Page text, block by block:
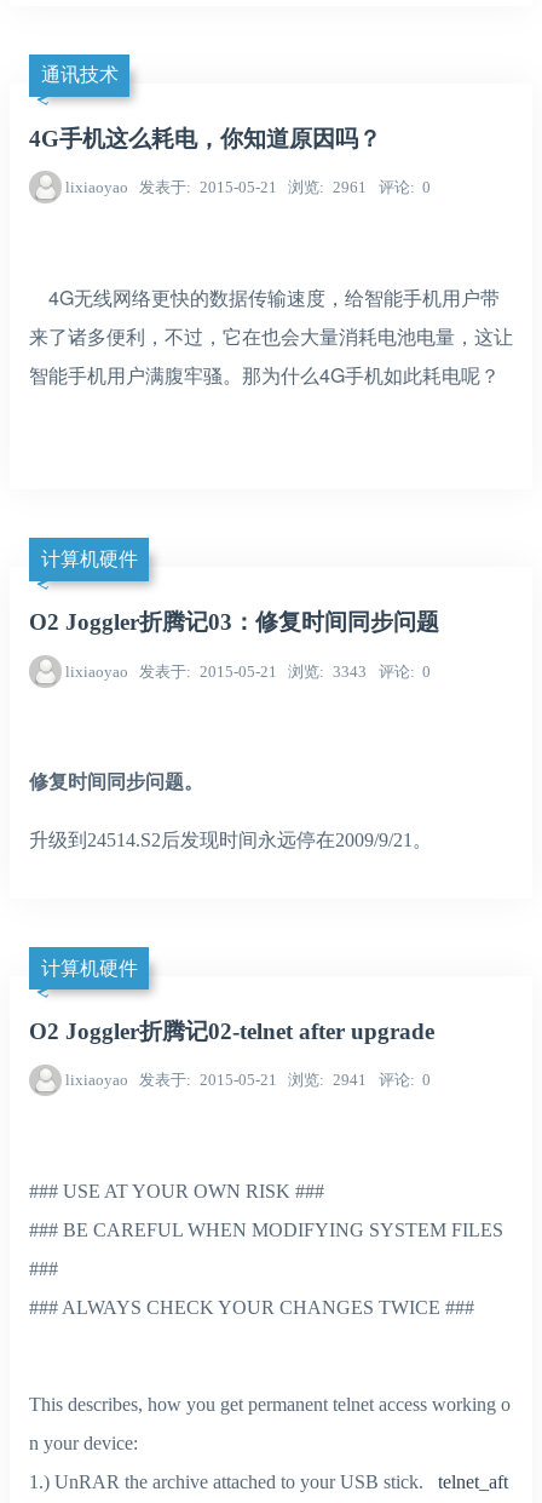
通讯技术
4G手机这么耗电，你知道原因吗？
lixiaoyao 发表于 2015-05-21 浏览 2961 评论 0
4G无线网络更快的数据传输速度，给智能手机用户带
来了诸多便利，不过，它在也会大量消耗电池电量，这让
智能手机用户满腹牢骚。那为什么4G手机如此耗电呢？
计算机硬件
O2 Joggler折腾记03：修复时间同步问题
lixiaoyao 发表于 2015-05-21 浏览 3343 评论 0
修复时间同步问题。
升级到24514.S2后发现时间永远停在2009/9/21。
计算机硬件
O2 Joggler折腾记02-telnet after upgrade
lixiaoyao 发表于 2015-05-21 浏览 2941 评论 0
### USE AT YOUR OWN RISK ###
### BE CAREFUL WHEN MODIFYING SYSTEM FILES
###
### ALWAYS CHECK YOUR CHANGES TWICE ###
This describes, how you get permanent telnet access working o
n your device:
1.) UnRAR the archive attached to your USB stick. telnet_aft